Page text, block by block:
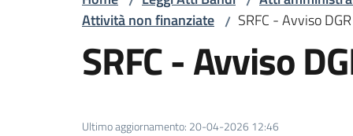
Attività non finanziate / SRFC - Avviso
SRFC - Avviso
Ultimo aggiornamento: 20-04-2026 12:46